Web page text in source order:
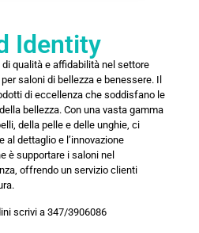
Identity
qualità e affidabilità nel settore
saloni di bellezza e benessere. Il
di eccellenza che soddisfano le
bellezza. Con una vasta gamma
della pelle e delle unghie, ci
al dettaglio e l’innovazione
è supportare i saloni nel
offrendo un servizio clienti
scrivi a 347/3906086